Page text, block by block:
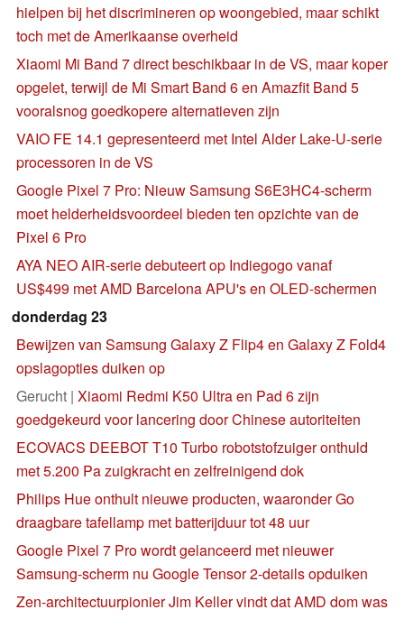
hielpen bij het discrimineren op woongebied, maar schikt
toch met de Amerikaanse overheid
Xiaomi Mi Band 7 direct beschikbaar in de VS, maar koper
opgelet, terwijl de Mi Smart Band 6 en Amazfit Band 5
vooralsnog goedkopere alternatieven zijn
VAIO FE 14.1 gepresenteerd met Intel Alder Lake-U-serie
processoren in de VS
Google Pixel 7 Pro: Nieuw Samsung S6E3HC4-scherm
moet helderheidsvoordeel bieden ten opzichte van de
Pixel 6 Pro
AYA NEO AIR-serie debuteert op Indiegogo vanaf
US$499 met AMD Barcelona APU's en OLED-schermen
donderdag 23
Bewijzen van Samsung Galaxy Z Flip4 en Galaxy Z Fold4
opslagopties duiken op
Gerucht | Xiaomi Redmi K50 Ultra en Pad 6 zijn
goedgekeurd voor lancering door Chinese autoriteiten
ECOVACS DEEBOT T10 Turbo robotstofzuiger onthuld
met 5.200 Pa zuigkracht en zelfreinigend dok
Philips Hue onthult nieuwe producten, waaronder Go
draagbare tafellamp met batterijduur tot 48 uur
Google Pixel 7 Pro wordt gelanceerd met nieuwer
Samsung-scherm nu Google Tensor 2-details opduiken
Zen-architectuurpionier Jim Keller vindt dat AMD dom was